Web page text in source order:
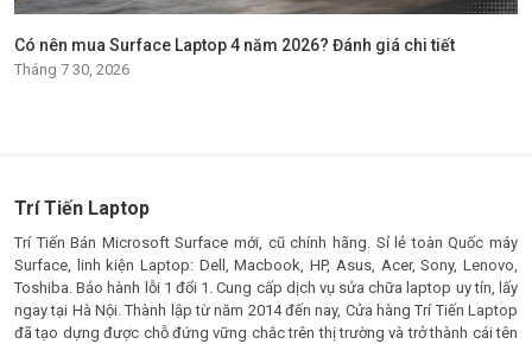
Có nên mua Surface Laptop 4 năm 2026? Đánh giá chi tiết
Tháng 7 30, 2026
Trí Tiến Laptop
Trí Tiến Bán Microsoft Surface mới, cũ chính hãng. Sỉ lẻ toàn Quốc máy
Surface, linh kiện Laptop: Dell, Macbook, HP, Asus, Acer, Sony, Lenovo,
Toshiba. Bảo hành lỗi 1 đổi 1. Cung cấp dịch vụ sửa chữa laptop uy tín, lấy
ngay tại Hà Nội. Thành lập từ năm 2014 đến nay, Cửa hàng Trí Tiến Laptop
đã tạo dựng được chỗ đứng vững chắc trên thị trường và trở thành cái tên